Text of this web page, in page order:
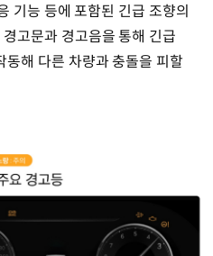
기능 등에 포함된 긴급 조향의
고문과 경고음을 통해 긴급
해 다른 차량과 충돌을 피할